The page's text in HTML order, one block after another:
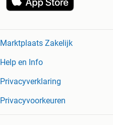
Marktplaats Zakelijk
Help en Info
Privacyverklaring
Privacyvoorkeuren